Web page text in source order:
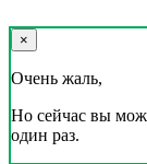
×
Очень жаль,
Но сейчас вы
один раз.